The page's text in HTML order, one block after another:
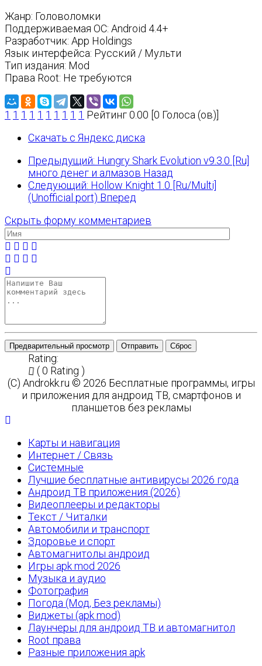
Жанр: Головоломки
Поддерживаемая ОС: Android 4.4+
Разработчик: Аpp Holdings
Язык интерфейса: Русский / Мульти
Тип издания: Mod
Права Root: Не требуются
1 1 1 1 1 1 1 1 1 1 Рейтинг 0.00 [0 Голоса (ов)]
Скачать с Яндекс диска
Предыдущий: Hungry Shark Evolution v9.3.0 [Ru]
много денег и алмазов Назад
Следующий: Hollow Knight 1.0 [Ru/Multi]
(Unofficial port) Вперед
Скрыть форму комментариев
Предварительный просмотр Отправить Сброс
Rating:
( 0 Rating )
(C) Androkk.ru © 2026 Бесплатные программы, игры
и приложения для андроид ТВ, смартфонов и
планшетов без рекламы
Карты и навигация
Интернет / Связь
Системные
Лучшие бесплатные антивирусы 2026 года
Андроид ТВ приложения (2026)
Видеоплееры и редакторы
Текст / Читалки
Автомобили и транспорт
Здоровье и спорт
Автомагнитолы андроид
Игры apk mod 2026
Музыка и аудио
Фотография
Погода (Мод, Без рекламы)
Виджеты (apk mod)
Лаунчеры для андроид ТВ и автомагнитол
Root права
Разные приложения apk